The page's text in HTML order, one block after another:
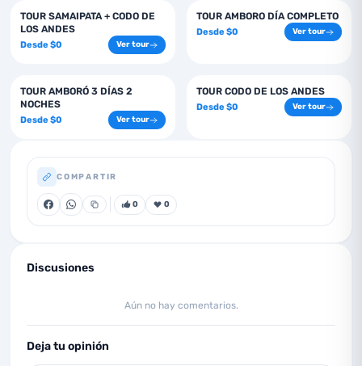
2 días
TOUR SAMAIPATA + CODO DE
LOS ANDES
Desde $0 Ver tour
1 días
TOUR AMBORO DÍA COMPLETO
Desde $0 Ver tour
3 días
TOUR AMBORÓ 3 DÍAS 2
NOCHES
Desde $0 Ver tour
1 días
TOUR CODO DE LOS ANDES
Desde $0 Ver tour
COMPARTIR
0 0
Discusiones
Aún no hay comentarios.
Deja tu opinión